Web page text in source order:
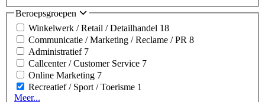
Beroepsgroepen
Winkelwerk / Retail / Detailhandel 18
Communicatie / Marketing / Reclame / PR 8
Administratief 7
Callcenter / Customer Service 7
Online Marketing 7
Recreatief / Sport / Toerisme 1
Meer...